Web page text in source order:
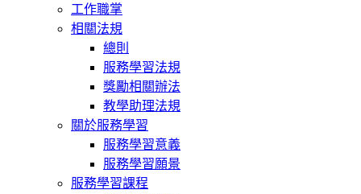
工作職掌
相關法規
總則
服務學習法規
獎勵相關辦法
教學助理法規
關於服務學習
服務學習意義
服務學習願景
服務學習課程